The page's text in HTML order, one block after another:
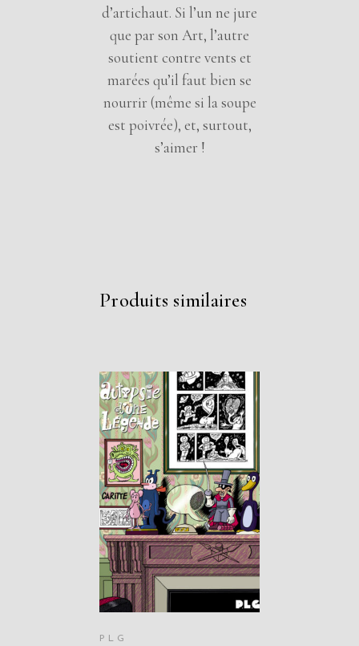
d’artichaut. Si l’un ne jure
que par son Art, l’autre
soutient contre vents et
marées qu’il faut bien se
nourrir (même si la soupe
est poivrée), et, surtout,
s’aimer !
Produits similaires
AJOUTER AU
PANIER
PLG